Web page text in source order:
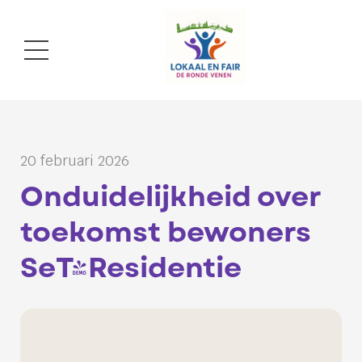
20 februari 2026
Onduidelijkheid over
toekomst bewoners
SeT-Residentie